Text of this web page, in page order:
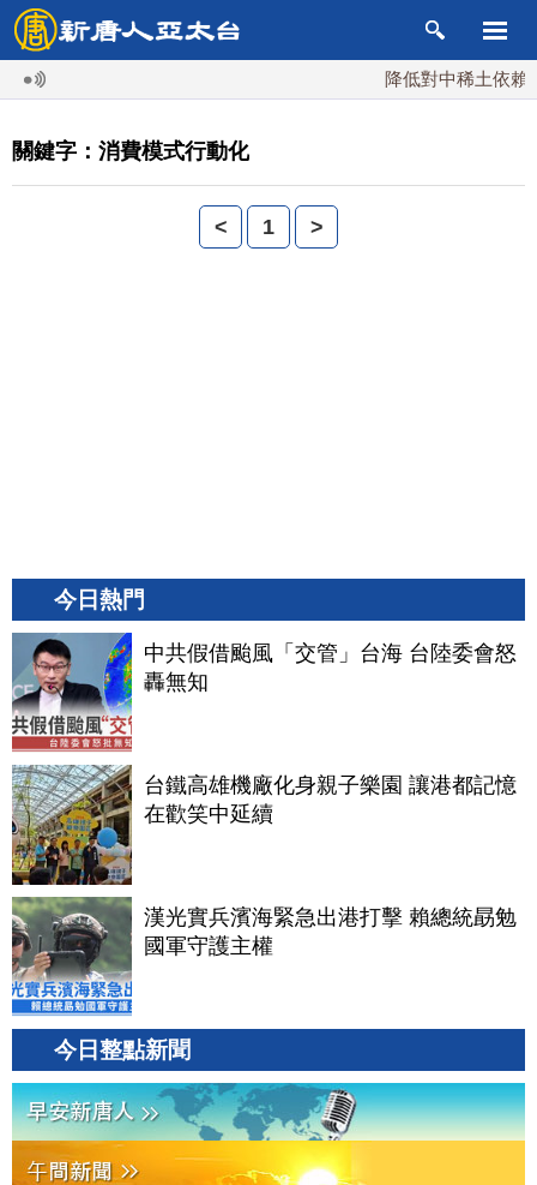
降低對中稀土依賴
關鍵字：消費模式行動化
< 1 >
今日熱門
中共假借颱風「交管」台海 台陸委會怒
轟無知
台鐵高雄機廠化身親子樂園 讓港都記憶
在歡笑中延續
漢光實兵濱海緊急出港打擊 賴總統勗勉
國軍守護主權
今日整點新聞